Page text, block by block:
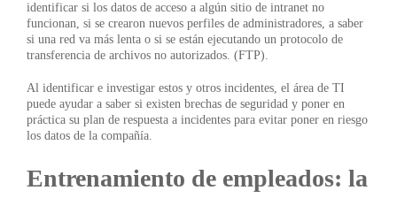
identificar si los datos de acceso a algún sitio de intranet no
funcionan, si se crearon nuevos perfiles de administradores, a saber
si una red va más lenta o si se están ejecutando un protocolo de
transferencia de archivos no autorizados. (FTP).
Al identificar e investigar estos y otros incidentes, el área de TI
puede ayudar a saber si existen brechas de seguridad y poner en
práctica su plan de respuesta a incidentes para evitar poner en riesgo
los datos de la compañía.
Entrenamiento de empleados: la